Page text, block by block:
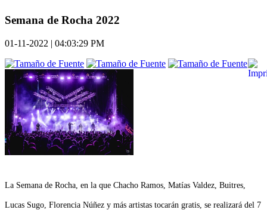
Semana de Rocha 2022
01-11-2022 | 04:03:29 PM
La Semana de Rocha, en la que Chacho Ramos, Matías Valdez, Buitres,
Lucas Sugo, Florencia Núñez y más artistas tocarán gratis, se realizará del 7